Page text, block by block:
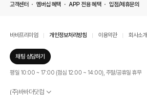
고객센터 멤버십 혜택 APP 전용 혜택 입점/제휴문의
바바프리미엄 개인정보처리방침 이용약관 회사소개
채팅 상담하기
평일 10:00 ~ 17:00 (점심 12:00 ~ 14:00), 주말/공휴일 휴무
(주)바바더닷컴